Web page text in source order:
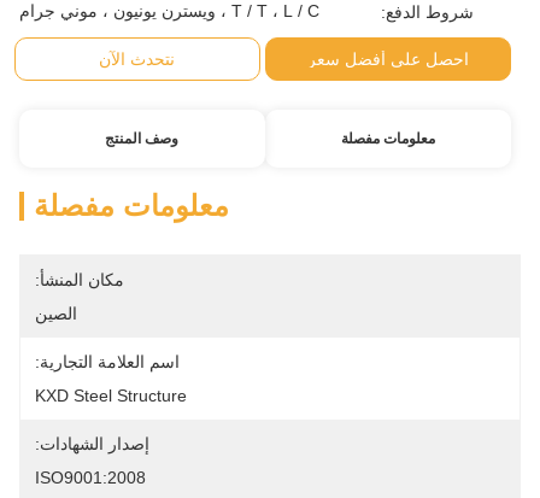
شروط الدفع: T / T ، L / C ، ويسترن يونيون ، موني جرام
احصل على أفضل سعر نتحدث الآن
معلومات مفصلة وصف المنتج
معلومات مفصلة
مكان المنشأ:
الصين
اسم العلامة التجارية:
KXD Steel Structure
إصدار الشهادات:
ISO9001:2008